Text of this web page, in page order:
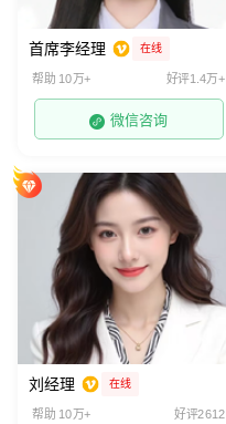
首席李经理 在线
帮助 10万+ 好评1.4万+
微信咨询
刘经理 在线
帮助 10万+ 好评2612